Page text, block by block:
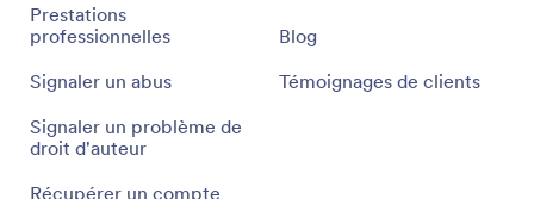
Prestations
professionnelles
Signaler un abus
Signaler un problème de
droit d'auteur
Récupérer un compte
Blog
Témoignages de clients